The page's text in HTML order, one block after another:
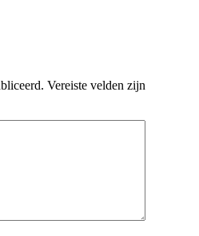
Vereiste velden zijn